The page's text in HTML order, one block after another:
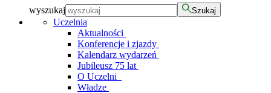
wyszukaj Szukaj
Uczelnia
Aktualności
Konferencje i zjazdy
Kalendarz wydarzeń
Jubileusz 75 lat
O Uczelni
Władze